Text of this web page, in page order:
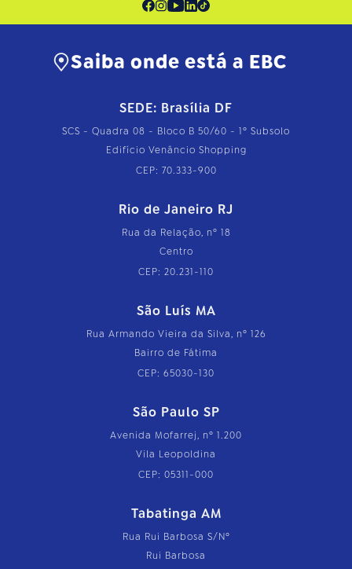
Saiba onde está a EBC
SEDE: Brasília DF
SCS - Quadra 08 - Bloco B 50/60 - 1º Subsolo
Edifício Venâncio Shopping
CEP: 70.333-900
Rio de Janeiro RJ
Rua da Relação, nº 18
Centro
CEP: 20.231-110
São Luís MA
Rua Armando Vieira da Silva, nº 126
Bairro de Fátima
CEP: 65030-130
São Paulo SP
Avenida Mofarrej, nº 1.200
Vila Leopoldina
CEP: 05311-000
Tabatinga AM
Rua Rui Barbosa S/Nº
Rui Barbosa